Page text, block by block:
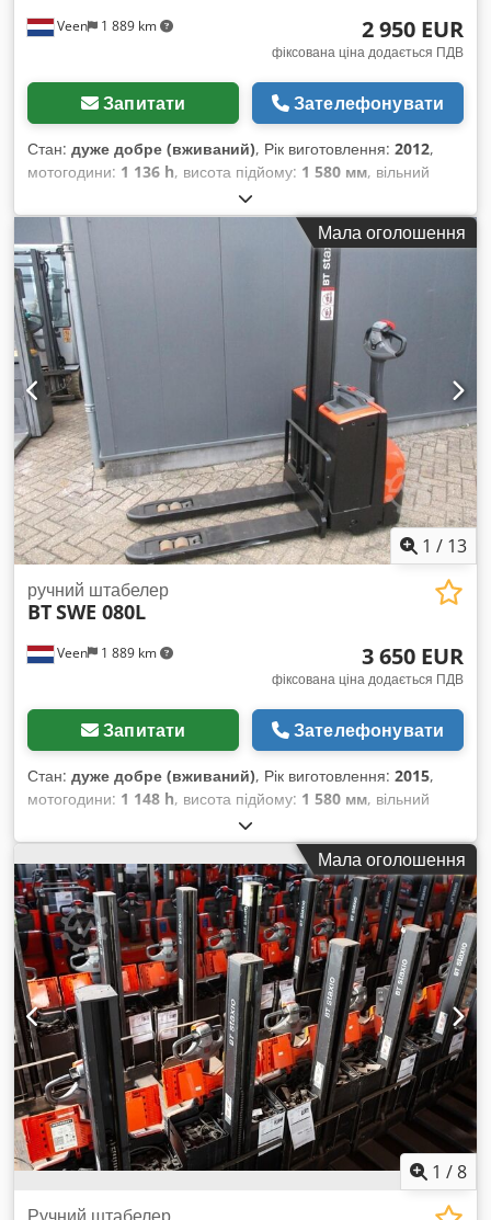
Veen 1 889 km 2 950 EUR
фіксована ціна додається ПДВ
Запитати Зателефонувати
Стан: дуже добре (вживаний), Рік виготовлення: 2012,
мотогодини: 1 136 h, висота підйому: 1 580 мм, вільний
, тип пального:
вил:1 150 мм, загальна висота:1 860 мм, колір:інше,
Загальна вага: 760 кг Dwsdpfx Adozpw Ine Noa
Вантажопідйомність: 2000 кг НОВІ АКУМУЛЯТОРНІ
ЕЛЕМЕНТИ 24 В 2PzS 180 А·год із центральною системою
доливання, вбудований високочастотний зарядний пристрій
220 В, двоповерхове виконання, початкове підняття,
вантажопідйомність нижніх вил 2000 кг, вантажопідйомність
вил підйомної щогли 800 кг, розміри вил 1150 x 570 мм,
тандемні ролики вил.
Мала оголошення
1 / 13
Veen 1 889 km
ручний штабелер
BTSWE 080L
3 650 EUR
фіксована ціна додається ПДВ
Запитати Зателефонувати
Стан: дуже добре (вживаний), Рік виготовлення: 2015,
мотогодини: 1 148 h, висота підйому: 1 580 мм, вільний
, тип пального:
вил:1 150 мм, загальна висота:1 860 мм, колір:інше,
загальна дозволена маса: 760 кг вантажопідйомність: 2000
кг Dwsdpjzn Itfefx Ad Noa НОВІ акумуляторні батареї 24 В,
2PzB, 180 А·год, вбудований зарядний пристрій 220 В,
двоповерхова конструкція, початковий підйом,
вантажопідйомність вил 2000 кг, вантажопідйомність вил
підйомної мачти 800 кг, розмір вил 1150 x 570 мм, тандемні
ролики вил.
Мала оголошення
1 /8